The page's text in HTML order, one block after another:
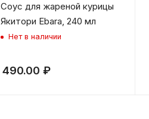
Соус для жареной курицы
Якитори Ebara, 240 мл
Нет в наличии
490.00 ₽